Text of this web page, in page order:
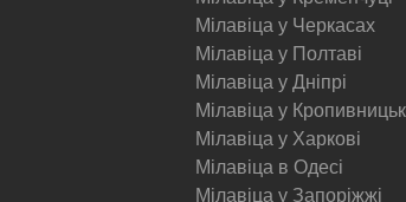
Мілавіца у Черкасах
Мілавіца у Полтаві
Мілавіца у Дніпрі
Мілавіца у
Мілавіца у Харкові
Мілавіца в Одесі
Мілавіца у Запоріжжі